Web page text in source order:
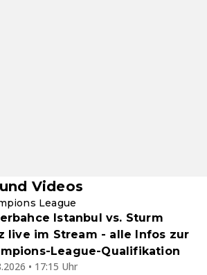
Videos
League
Istanbul vs. Sturm
live im Stream - alle Infos zur
League-Qualifikation
• 17:15 Uhr